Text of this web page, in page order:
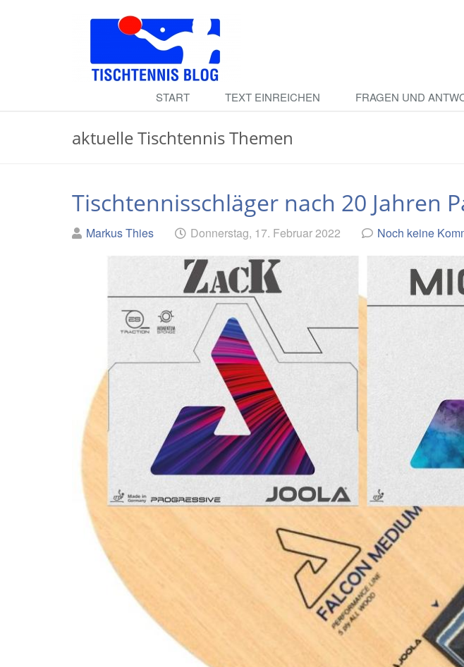
content
Tischtennis
Blog
START TEXT EINREICHEN FRAGEN UND
aktuelle Tischtennis Themen
Tischtennisschläger nach 20 Jahren
Geschrieben
Markus Thies am Donnerstag, 17. Februar 2022 Noch keine